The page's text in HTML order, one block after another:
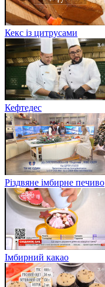
Кекс із цитрусами
Кефтедес
Різдвяне імбирне печиво
Імбирний какао